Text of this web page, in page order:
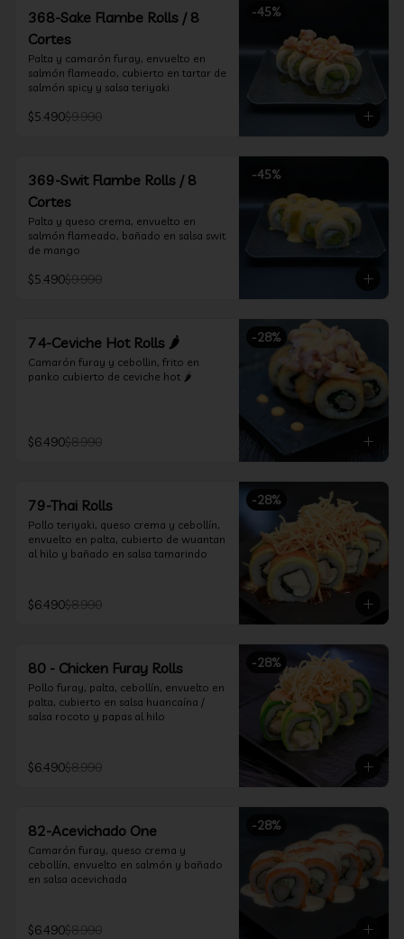
-45%
368-Sake Flambe Rolls / 8
Cortes
Palta y camarón furay, envuelto en
salmón flameado, cubierto en tartar de
salmón spicy y salsa teriyaki
$5.490$9.990
-45%
369-Swit Flambe Rolls / 8
Cortes
Palta y queso crema, envuelto en
salmón flameado, bañado en salsa swit
de mango
$5.490$9.990
-28%
74-Ceviche Hot Rolls 🌶️
Camarón furay y cebollin, frito en
panko cubierto de ceviche hot 🌶️
$6.490$8.990
-28%
79-Thai Rolls
Pollo teriyaki, queso crema y cebollín,
envuelto en palta, cubierto de wuantan
al hilo y bañado en salsa tamarindo
$6.490$8.990
-28%
80 - Chicken Furay Rolls
Pollo furay, palta, cebollín, envuelto en
palta, cubierto en salsa huancaína /
salsa rocoto y papas al hilo
$6.490$8.990
-28%
82-Acevichado One
Camarón furay, queso crema y
cebollín, envuelto en salmón y bañado
en salsa acevichada
$6.490$8.990